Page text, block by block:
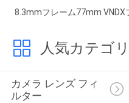
8.3mmフレーム77mm VNDX
人気カテゴリ
カメラ レンズ フィ
ルター